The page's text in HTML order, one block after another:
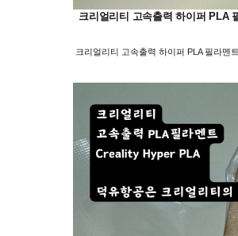
크리얼리티 고속출력 하이퍼 PLA
크리얼리티 고속출력 하이퍼 PLA 필라멘